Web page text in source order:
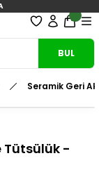
BUL
Seramik Geri
Tütsülük -